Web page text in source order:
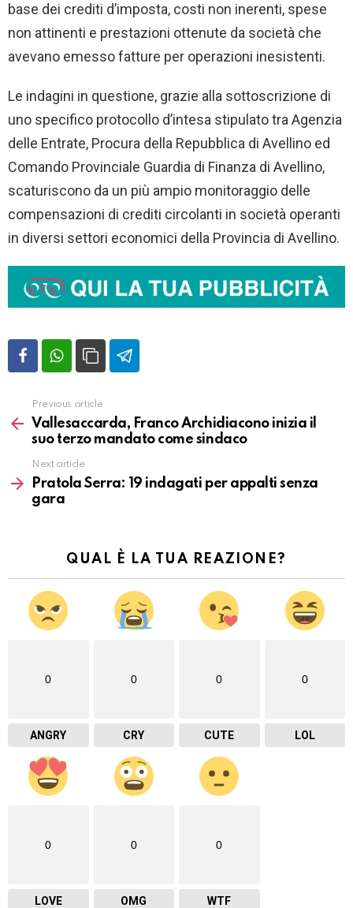
base dei crediti d’imposta, costi non inerenti, spese
non attinenti e prestazioni ottenute da società che
avevano emesso fatture per operazioni inesistenti.
Le indagini in questione, grazie alla sottoscrizione di
uno specifico protocollo d’intesa stipulato tra Agenzia
delle Entrate, Procura della Repubblica di Avellino ed
Comando Provinciale Guardia di Finanza di Avellino,
scaturiscono da un più ampio monitoraggio delle
compensazioni di crediti circolanti in società operanti
in diversi settori economici della Provincia di Avellino.
Vedi
altro
Previous article
Vallesaccarda, Franco Archidiacono inizia il
suo terzo mandato come sindaco
Next article
Pratola Serra: 19 indagati per appalti senza
gara
QUAL È LA TUA REAZIONE?
0
ANGRY
0
CRY
0
CUTE
0
LOL
0
LOVE
0
OMG
0
WTF